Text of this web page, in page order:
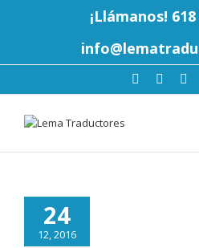
¡Llámanos!
24
12, 2016